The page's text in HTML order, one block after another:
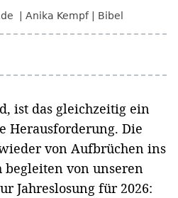
Anika Kempf Bibel
ist das gleichzeitig ein
Herausforderung. Die
von Aufbrüchen ins
begleiten von unseren
Jahreslosung für 2026: